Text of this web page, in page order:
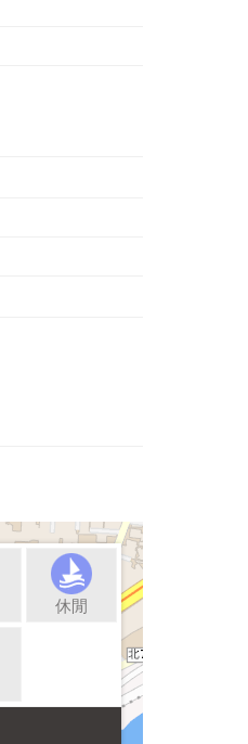
休閒